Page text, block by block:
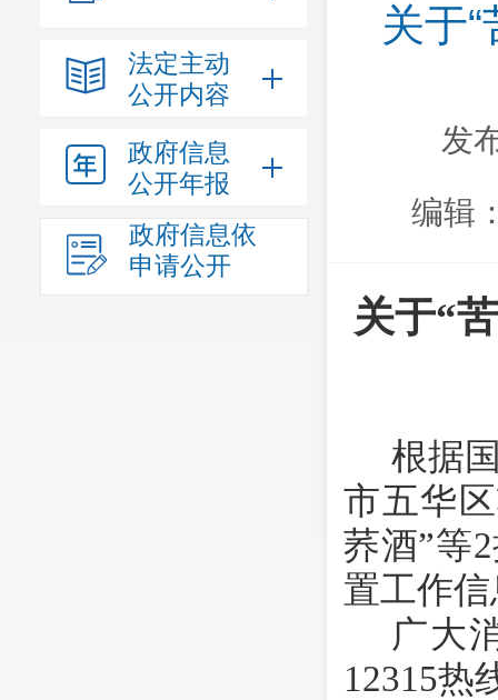
法定主动
公开内容
政府信息
公开年报
政府信息依
申请公开
关于
发
编辑
关于“
根据
市五华
荞酒”等
置工作
广大
12315热